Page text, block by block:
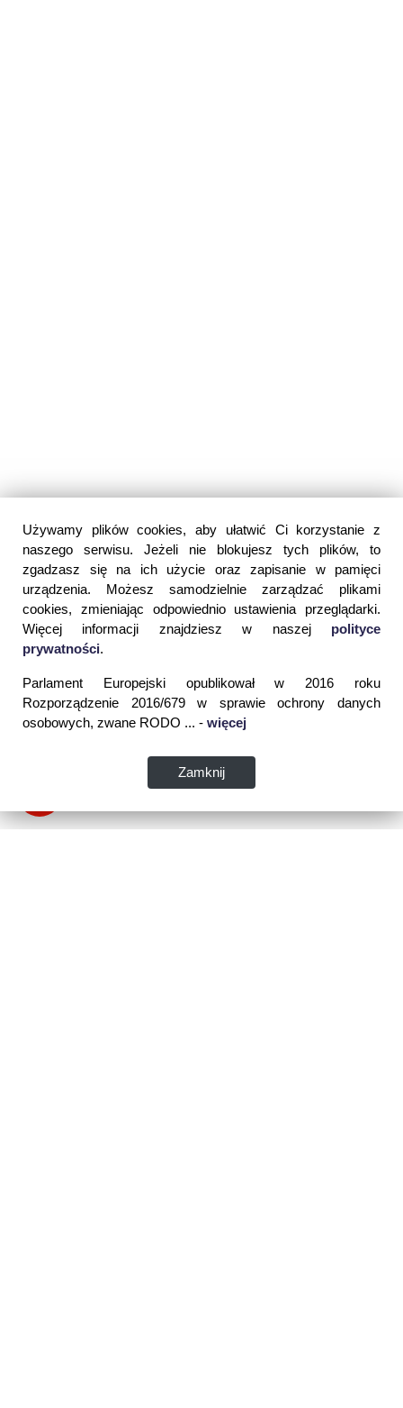
Używamy plików cookies, aby ułatwić Ci korzystanie z
naszego serwisu. Jeżeli nie blokujesz tych plików, to
zgadzasz się na ich użycie oraz zapisanie w pamięci
urządzenia. Możesz samodzielnie zarządzać plikami
cookies, zmieniając odpowiednio ustawienia przeglądarki.
Więcej informacji znajdziesz w naszej polityce
prywatności.
Parlament Europejski opublikował w 2016 roku
Rozporządzenie 2016/679 w sprawie ochrony danych
osobowych, zwane RODO ... - więcej
Zamknij